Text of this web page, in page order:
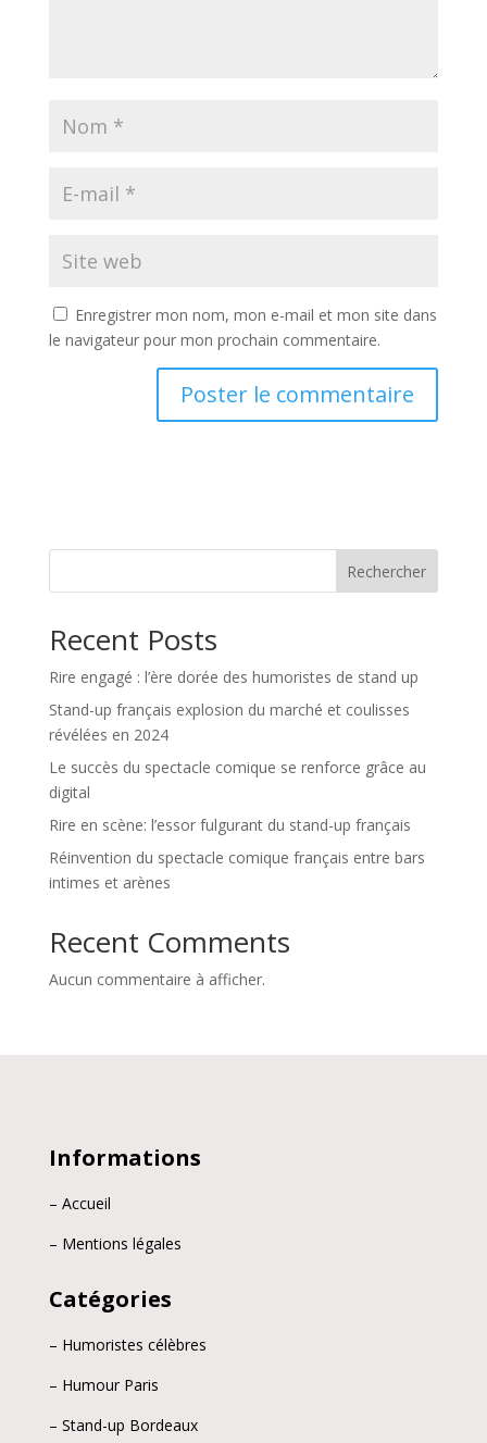
Enregistrer mon nom, mon e-mail et mon site dans
le navigateur pour mon prochain commentaire.
Rechercher
Recent Posts
Rire engagé : l’ère dorée des humoristes de stand up
Stand-up français explosion du marché et coulisses
révélées en 2024
Le succès du spectacle comique se renforce grâce au
digital
Rire en scène: l’essor fulgurant du stand-up français
Réinvention du spectacle comique français entre bars
intimes et arènes
Recent Comments
Aucun commentaire à afficher.
Informations
– Accueil
– Mentions légales
Catégories
– Humoristes célèbres
– Humour Paris
– Stand-up Bordeaux